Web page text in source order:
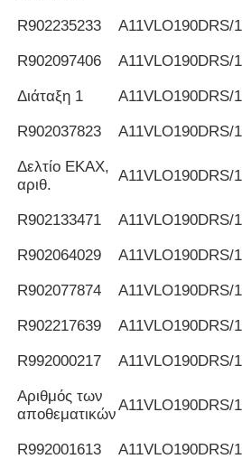
R902235233 Α11VLO190DRS/
R902097406 Α11VLO190DRS/
Διάταξη 1 Α11VLO190DRS/
R902037823 Α11VLO190DRS/
Δελτίο ΕΚΑΧ,
αριθ.
Α11VLO190DRS/
R902133471 Α11VLO190DRS/
R902064029 Α11VLO190DRS/
R902077874 Α11VLO190DRS/
R902217639 Α11VLO190DRS/
R992000217 Α11VLO190DRS/
Αριθμός των
αποθεματικών
Α11VLO190DRS/
R992001613 Α11VLO190DRS/